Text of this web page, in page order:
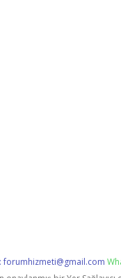
forumhizmeti@gmail.com